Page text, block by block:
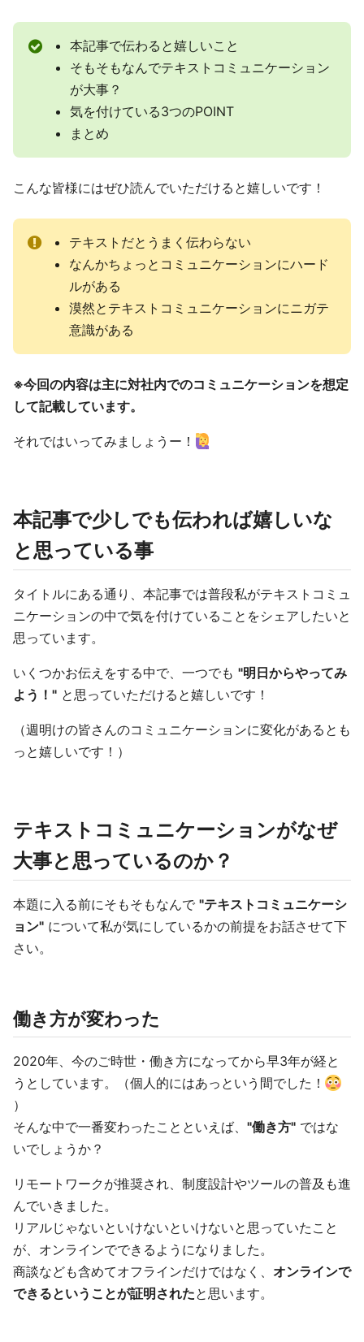
本記事で伝わると嬉しいこと
そもそもなんでテキストコミュニケーション
が大事？
気を付けている3つのPOINT
まとめ
こんな皆様にはぜひ読んでいただけると嬉しいです！
テキストだとうまく伝わらない
なんかちょっとコミュニケーションにハード
ルがある
漠然とテキストコミュニケーションにニガテ
意識がある
※今回の内容は主に対社内でのコミュニケーションを想定
して記載しています。
それではいってみましょうー！
本記事で少しでも伝われば嬉しいな
と思っている事
タイトルにある通り、本記事では普段私がテキストコミュ
ニケーションの中で気を付けていることをシェアしたいと
思っています。
いくつかお伝えをする中で、一つでも "明日からやってみ
よう！" と思っていただけると嬉しいです！
（週明けの皆さんのコミュニケーションに変化があるとも
っと嬉しいです！）
テキストコミュニケーションがなぜ
大事と思っているのか？
本題に入る前にそもそもなんで "テキストコミュニケーシ
ョン" について私が気にしているかの前提をお話させて下
さい。
働き方が変わった
2020年、今のご時世・働き方になってから早3年が経と
うとしています。（個人的にはあっという間でした！
）
そんな中で一番変わったことといえば、 "働き方" ではな
いでしょうか？
リモートワークが推奨され、制度設計やツールの普及も進
んでいきました。
リアルじゃないといけないといけないと思っていたこと
が、オンラインでできるようになりました。
商談なども含めてオフラインだけではなく、 オンラインで
できるということが証明されたと思います。